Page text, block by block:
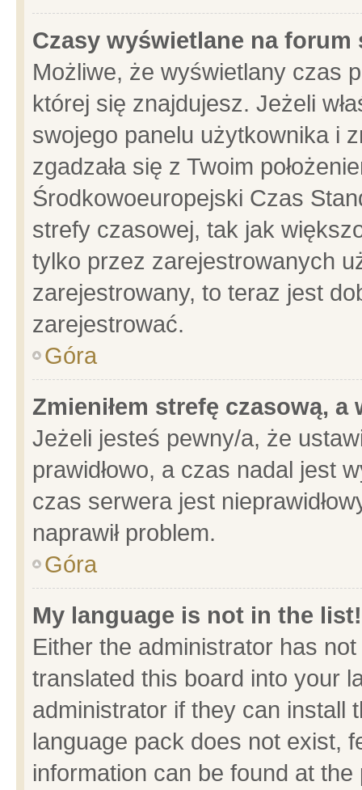
Czasy wyświetlane na forum
Możliwe, że wyświetlany czas
której się znajdujesz. Jeżeli
swojego panelu użytkownika i
zgadzała się z Twoim
Środkowoeuropejski Czas
strefy czasowej, tak jak
tylko przez zarejestrowanych
zarejestrowany, to teraz jest
zarejestrować.
Góra
Zmieniłem strefę czasową,
Jeżeli jesteś pewny/a, że
prawidłowo, a czas nadal jest
czas serwera jest
naprawił problem.
Góra
My language is not in the list!
Either the administrator has
translated this board into your
administrator if they can install
language pack does not exist,
information can be found at